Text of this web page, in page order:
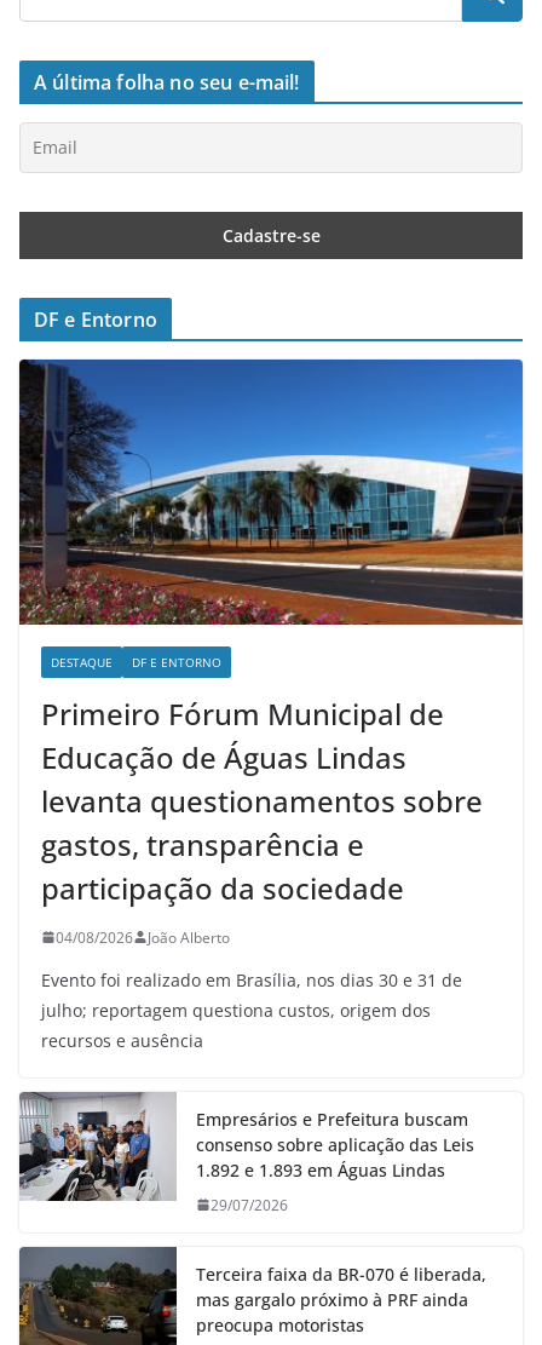
A última folha no seu e-mail!
DF e Entorno
DESTAQUE DF E ENTORNO
Primeiro Fórum Municipal de
Educação de Águas Lindas
levanta questionamentos sobre
gastos, transparência e
participação da sociedade
04/08/2026 João Alberto
Evento foi realizado em Brasília, nos dias 30 e 31 de
julho; reportagem questiona custos, origem dos
recursos e ausência
Empresários e Prefeitura buscam
consenso sobre aplicação das Leis
1.892 e 1.893 em Águas Lindas
29/07/2026
Terceira faixa da BR-070 é liberada,
mas gargalo próximo à PRF ainda
preocupa motoristas